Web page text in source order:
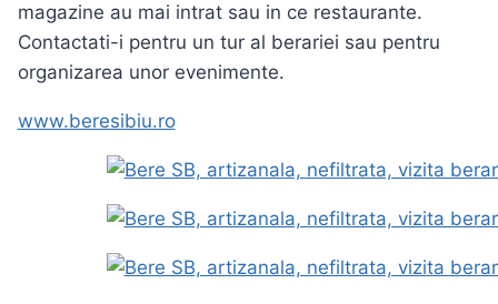
magazine au mai intrat sau in ce restaurante.
Contactati-i pentru un tur al berariei sau pentru
organizarea unor evenimente.
www.beresibiu.ro